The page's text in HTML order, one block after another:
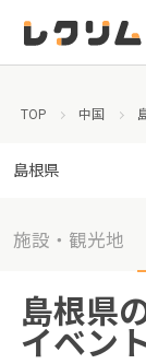
TOP 中国
島根県
施設・観光地
島根県
イベント